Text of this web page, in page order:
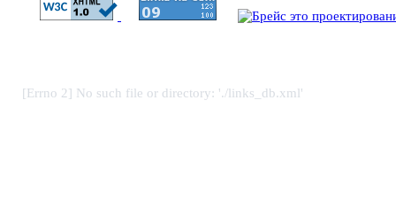
[Errno 2] No such file or directory: './links_db.xml'